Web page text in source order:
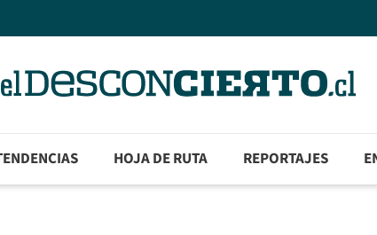
HOJA DE RUTA REPORTAJES